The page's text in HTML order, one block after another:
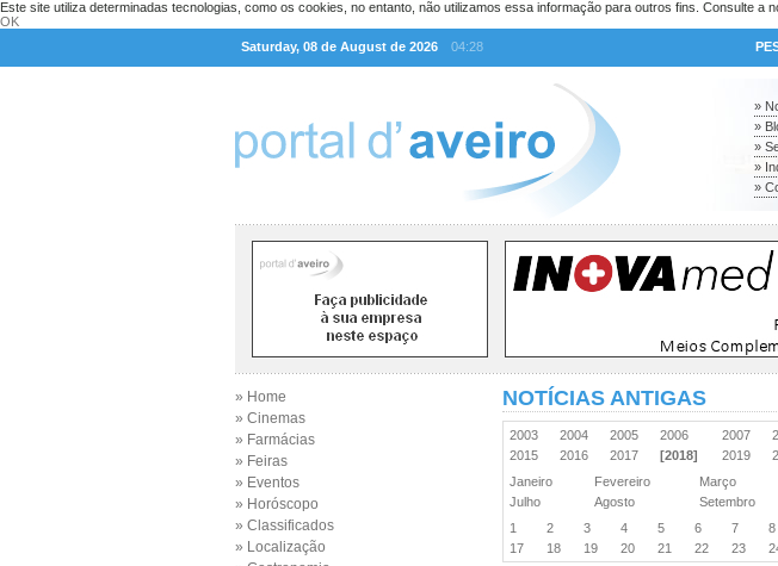
Este site utiliza determinadas tecnologias, como os cookies, no entanto, não utilizamos essa informação para outros fins. Consulte a
OK
Saturday, 08 de August de 2026
04:28
»
»
»
»
»
» Home
» Cinemas
» Farmácias
» Feiras
» Eventos
» Horóscopo
» Classificados
» Localização
NOTÍCIAS ANTIGAS
2003 2004 2005 2006 2007
2015
2016 2017 [2018] 2019
Janeiro
Fevereiro Março
Julho
Agosto Setembro
1
2 3 4 5 6 7 8
17
18 19 20 21 22 23